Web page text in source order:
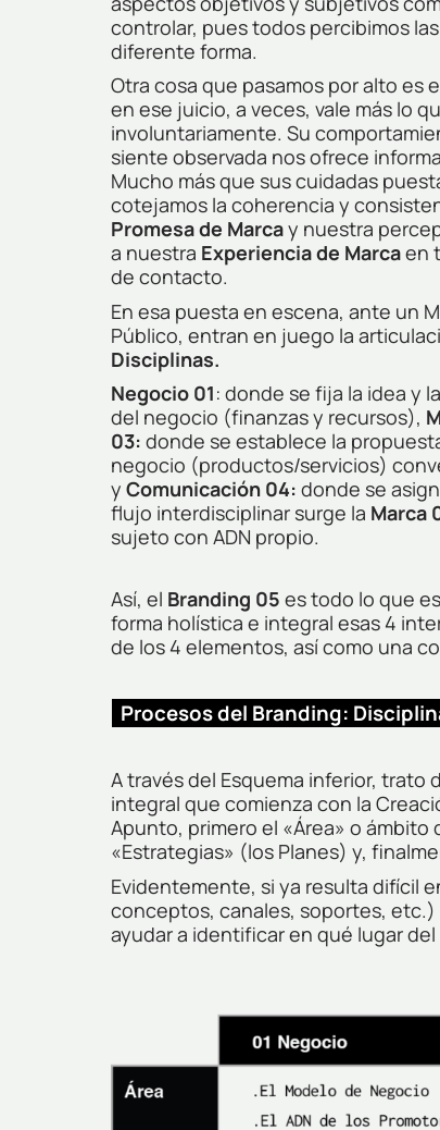
controlar, pues todos percibimos
diferente forma.
Otra cosa que pasamos por alto es
en ese juicio, a veces, vale más lo
involuntariamente. Su
siente observada nos ofrece
Mucho más que sus cuidadas
cotejamos la coherencia y
Promesa de Marcay nuestra
a nuestra Experiencia de Marcaen
de contacto.
En esa puesta en escena, ante un
Público, entran en juego la
Disciplinas.
Negocio 01: donde se fija la idea y
del negocio (finanzas y recursos),
03: donde se establece la
negocio (productos/servicios)
y Comunicación 04: donde se
flujo interdisciplinar surge la Marca
sujeto con ADN propio.
Así, el Branding 05 es todo lo que
forma holística e integral esas 4
de los 4 elementos, así como una
Procesos del Branding:
A través del Esquema inferior,
integral que comienza con la
Apunto, primero el «Área» o
«Estrategias» (los Planes) y,
Evidentemente, si ya resulta difícil
conceptos, canales, soportes,
ayudar a identificar en qué lugar